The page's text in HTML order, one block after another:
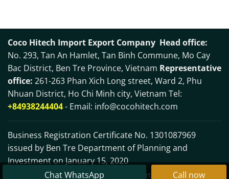
Coco Hitech Import Export Company Head office:
No. 293, Tan An Hamlet, Tan Binh Commune, Mo Cay
Bac District, Ben Tre Province, Vietnam Representative
office: 261-263 Phan Xich Long street, Ward 2, Phu
Nhuan District, Ho Chi Minh city, Vietnam Tel:
+84938244404- Email: info@cocohitech.com
Business Registration Certificate No. 1301087969
issued by Ben Tre Department of Planning and
Investment on January 15, 2020
2026 COCO HITECH JSC | Support by Vietbrands
Chat WhatsApp Call now